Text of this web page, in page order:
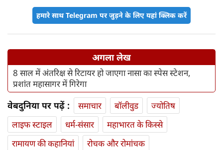
हमारे साथ Telegram पर जुड़ने के लिए यहां क्लिक करें
अगला लेख
8 साल में अंतरिक्ष से रिटायर हो जाएगा नासा का स्पेस स्टेशन,
प्रशांत महासागर में गिरेगा
वेबदुनिया पर पढ़ें : समाचार बॉलीवुड
ज्योतिष
लाइफ स्‍टाइल
धर्म-संसार
महाभारत के किस्से
रामायण की कहानियां
रोचक और रोमांचक